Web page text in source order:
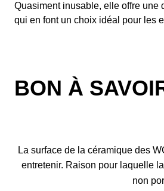
Quasiment inusable, elle offre une
qui en font un choix idéal pour les
BON À
La surface de la céramique des
entretenir. Raison pour laquelle
non